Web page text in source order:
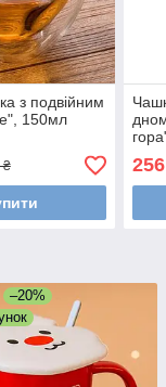
з подвійним
150мл
₴ 256
–20%